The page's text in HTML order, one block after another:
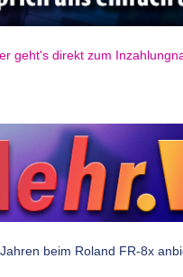
geht's direkt zum
beim Roland FR-8x